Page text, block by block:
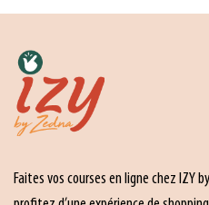
Faites vos courses en ligne chez IZY